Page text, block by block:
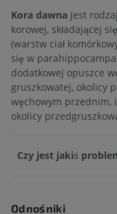
Kora dawna jest
korowej, składającej
(warstw ciał
się w
dodatkowej opuszce
gruszkowatej, okolicy
węchowym przednim,
okolicy
Czy jest jakiś
Odnośniki